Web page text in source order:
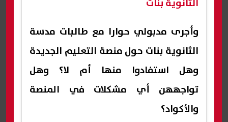
الثانوية بنات
وأجرى مدبولي حوارا مع طالبات مدسة
الثانوية بنات حول منصة التعليم الجديدة
وهل استفادوا منها أم لا؟ وهل
تواجههن أي مشكلات في المنصة
والأكواد؟